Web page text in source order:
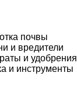
почвы
и вредители
и удобрения
и инструменты